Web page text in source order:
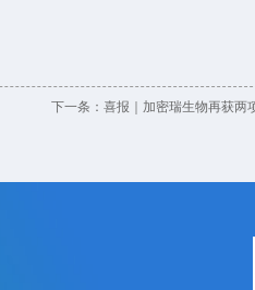
下一条：喜报｜加密瑞生物再获两